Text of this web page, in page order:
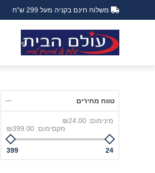
משלוח חינם בקניה מעל 299 ש"ח
טווח מחירים
מינימום: ₪24.00
מקסימום: ₪399.00
24
399